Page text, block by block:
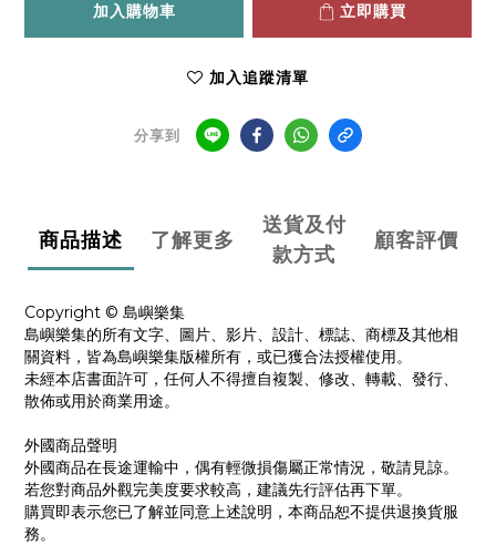
加入購物車 立即購買
加入追蹤清單
分享到
商品描述 了解更多
送貨及付
款方式
顧客評價
Copyright © 島嶼樂集
島嶼樂集的所有文字、圖片、影片、設計、標誌、商標及其他相
關資料，皆為島嶼樂集版權所有，或已獲合法授權使用。
未經本店書面許可，任何人不得擅自複製、修改、轉載、發行、
散佈或用於商業用途。
外國商品聲明
外國商品在長途運輸中，偶有輕微損傷屬正常情況，敬請見諒。
若您對商品外觀完美度要求較高，建議先行評估再下單。
購買即表示您已了解並同意上述說明，本商品恕不提供退換貨服
務。